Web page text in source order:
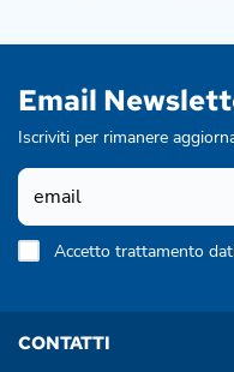
Email
Iscriviti per rimanere
Accetto trattamento
CONTATTI